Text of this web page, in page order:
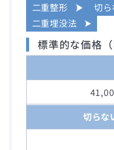
二重整形
切
二重埋没法
標準的な価格（
切らな